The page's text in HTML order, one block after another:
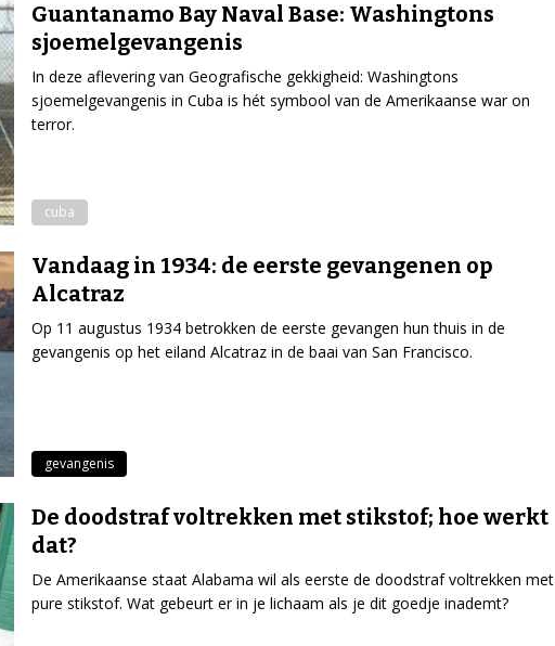
Guantanamo Bay Naval Base: Washingtons
sjoemelgevangenis
In deze aflevering van Geografische gekkigheid: Washingtons
sjoemelgevangenis in Cuba is hét symbool van de Amerikaanse war on
terror.
cuba
Vandaag in 1934: de eerste gevangenen op
Alcatraz
Op 11 augustus 1934 betrokken de eerste gevangen hun thuis in de
gevangenis op het eiland Alcatraz in de baai van San Francisco.
gevangenis
De doodstraf voltrekken met stikstof; hoe werkt
dat?
De Amerikaanse staat Alabama wil als eerste de doodstraf voltrekken met
pure stikstof. Wat gebeurt er in je lichaam als je dit goedje inademt?